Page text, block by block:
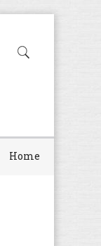
Home